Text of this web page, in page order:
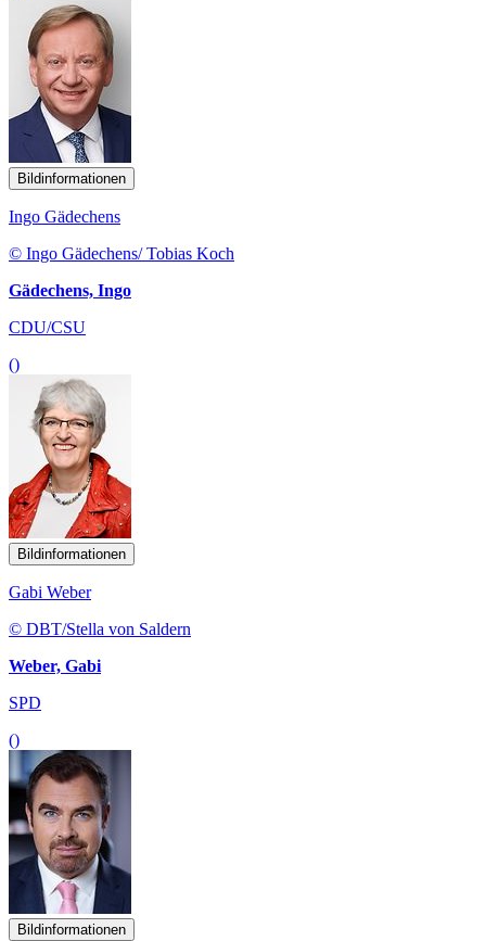
Bildinformationen
Ingo Gädechens
© Ingo Gädechens/ Tobias Koch
Gädechens, Ingo
CDU/CSU
()
Bildinformationen
Gabi Weber
© DBT/Stella von Saldern
Weber, Gabi
SPD
()
Bildinformationen